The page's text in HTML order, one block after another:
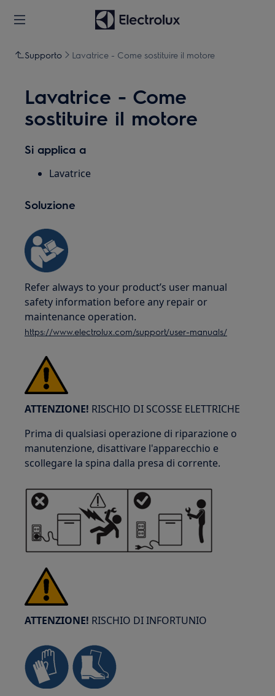
Supporto Lavatrice - Come sostituire il motore
Lavatrice - Come
sostituire il motore
Si applica a
Lavatrice
Soluzione
Refer always to your product’s user manual
safety information before any repair or
maintenance operation.
https://www.electrolux.com/support/user-manuals/
ATTENZIONE! RISCHIO DI SCOSSE ELETTRICHE
Prima di qualsiasi operazione di riparazione o
manutenzione, disattivare l'apparecchio e
scollegare la spina dalla presa di corrente.
ATTENZIONE! RISCHIO DI INFORTUNIO